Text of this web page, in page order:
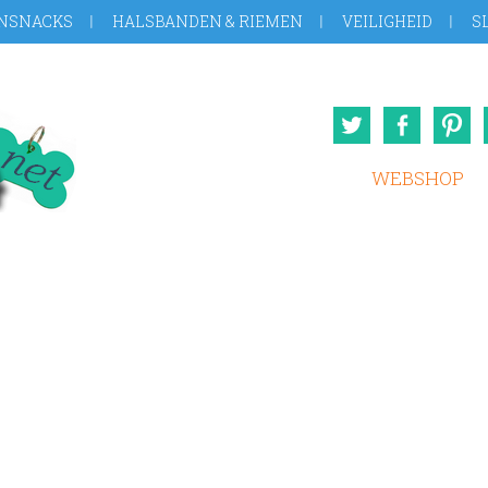
HALSBANDEN & RIEMEN VEILIGHEID
Twitter
WEBSHOP